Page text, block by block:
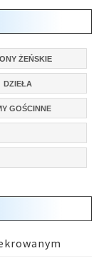
ŻEŃSKIE
DZIEŁA
GOŚCINNE